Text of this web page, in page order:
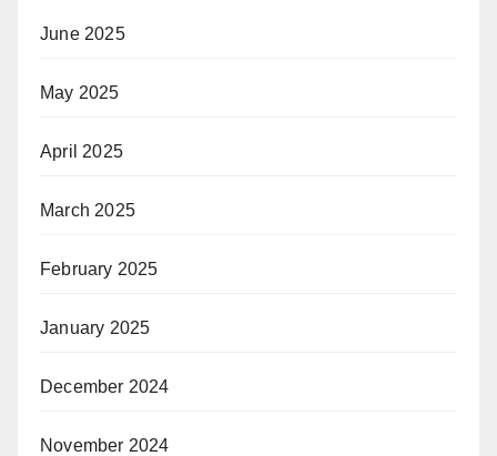
June 2025
May 2025
April 2025
March 2025
February 2025
January 2025
December 2024
November 2024